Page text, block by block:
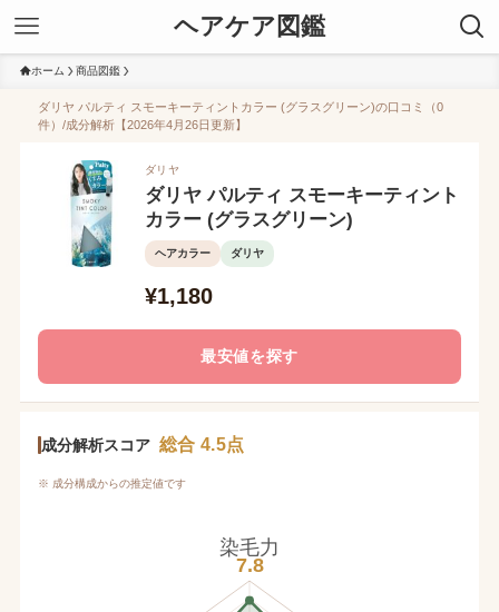
ヘアケア図鑑
ホーム 商品図鑑
ダリヤ パルティ スモーキーティントカラー (グラスグリーン)の口コミ（0
件）/成分解析【2026年4月26日更新】
ダリヤ
ダリヤ パルティ スモーキーティント
カラー (グラスグリーン)
ヘアカラー ダリヤ
¥1,180
最安値を探す
成分解析スコア 総合 4.5点
※ 成分構成からの推定値です
染毛力
7.8